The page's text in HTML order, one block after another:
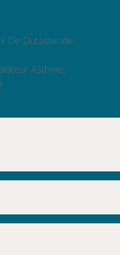
De Dutasteride
Asthme,